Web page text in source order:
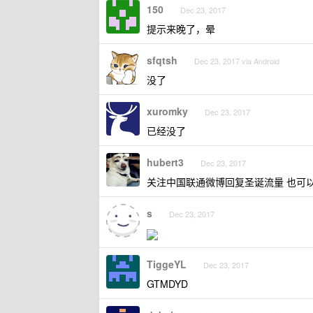
150 Dec 23, 2017
提示来晚了，晕
sfqtsh Dec 23, 2017 via Android
没了
xuromky Dec 23, 2017
已经没了
hubert3 Dec 23, 2017
关注中国联通微博回复圣诞流量 也可
s Dec 23, 2017
TiggeYL Dec 23, 2017
GTMDYD